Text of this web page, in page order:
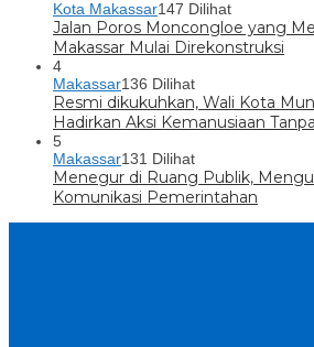
Kota Makassar147 Dilihat
Jalan Poros Moncongloe yang
Makassar Mulai Direkonstruksi
4
Makassar136 Dilihat
Resmi dikukuhkan, Wali Kota
Hadirkan Aksi Kemanusiaan
5
Makassar131 Dilihat
Menegur di Ruang Publik,
Komunikasi Pemerintahan